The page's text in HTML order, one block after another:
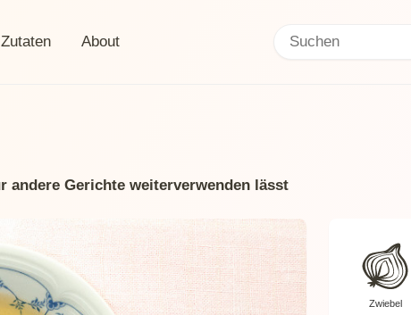
Zutaten About Search:
andere Gerichte weiterverwenden lässt
Zwiebel